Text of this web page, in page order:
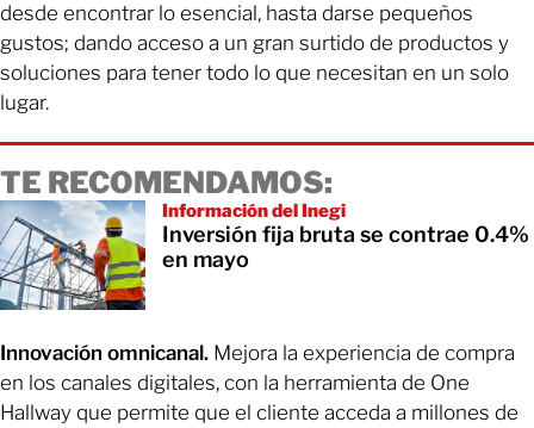
desde encontrar lo esencial, hasta darse pequeños
gustos; dando acceso a un gran surtido de productos y
soluciones para tener todo lo que necesitan en un solo
lugar.
TE RECOMENDAMOS:
Información del Inegi
Inversión fija bruta se contrae 0.4%
en mayo
Innovación omnicanal. Mejora la experiencia de compra
en los canales digitales, con la herramienta de One
Hallway que permite que el cliente acceda a millones de